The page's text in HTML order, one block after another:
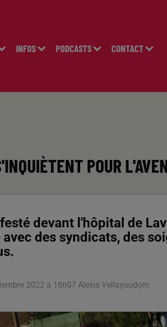
INFOS PODCASTS CONTACT
POUR
devant l'hôpital de
des syndicats, des
2022 à 18h07 Alexis Vellayoudom